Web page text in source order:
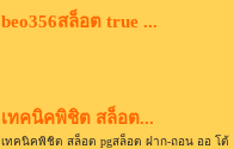
beo356สล็อต true ...
เทคนิคพิชิต สล็อต...
เทคนิคพิชิต สล็อต pgสล็อต ฝาก-ถอน ออ โต้